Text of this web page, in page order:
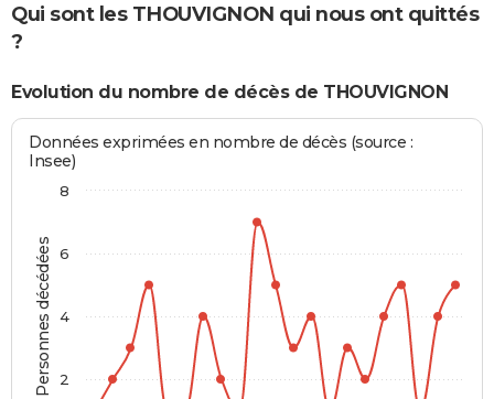
Qui sont les THOUVIGNON qui nous ont quittés
?
Evolution du nombre de décès de THOUVIGNON
Personnes décédées
Données exprimées en nombre de décès (source :
Insee)
2
4
6
8